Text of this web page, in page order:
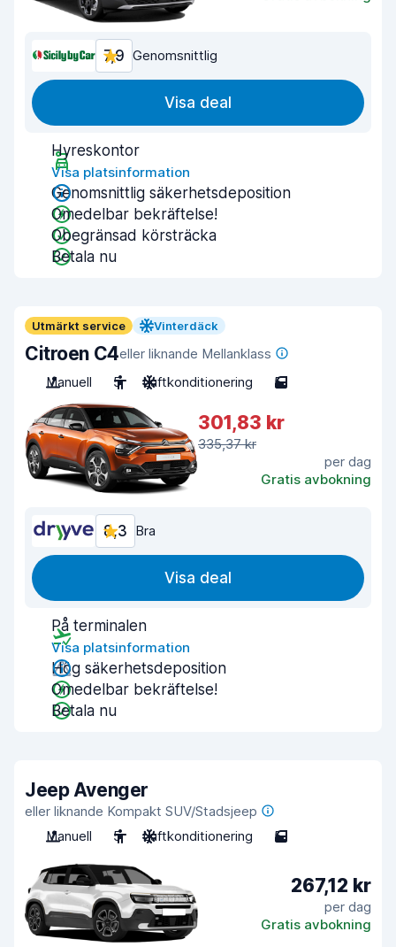
7,9 Genomsnittlig
Visa deal
Hyreskontor
Visa platsinformation
Genomsnittlig säkerhetsdeposition
Omedelbar bekräftelse!
Obegränsad körsträcka
Betala nu
Utmärkt service Vinterdäck
Citroen C4eller liknande Mellanklass
Manuell
5 Luftkonditionering 5
301,83 kr
335,37 kr
per dag
Gratis avbokning
8,3 Bra
Visa deal
På terminalen
Visa platsinformation
Hög säkerhetsdeposition
Omedelbar bekräftelse!
Betala nu
Jeep Avenger
eller liknande Kompakt SUV/Stadsjeep
Manuell
5 Luftkonditionering 5
267,12 kr
per dag
Gratis avbokning